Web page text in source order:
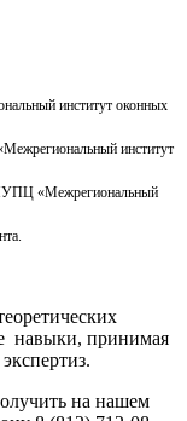
институт оконных
институт
«Межрегиональный
навыки, принимая
на нашем